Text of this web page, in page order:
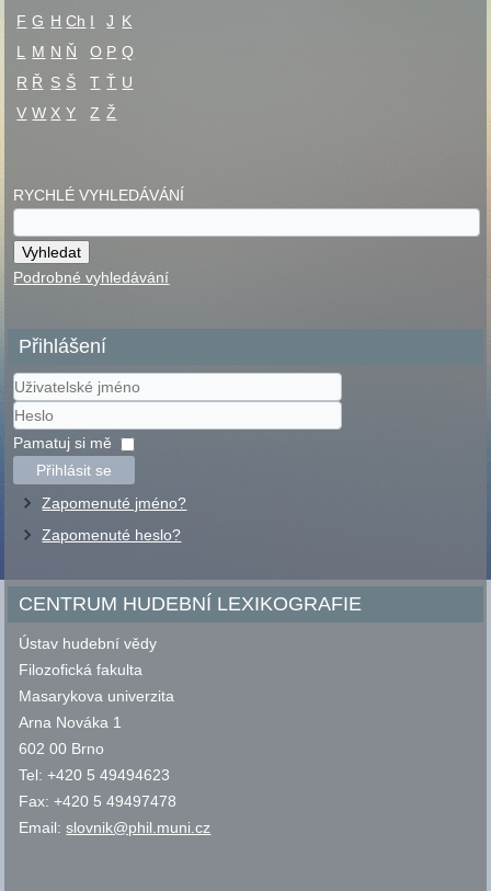
F G H Ch I J K
L
M N Ň O P Q
R Ř S Š T Ť U
V W X Y Z Ž
RYCHLÉ VYHLEDÁVÁNÍ
Podrobné vyhledávání
Přihlášení
Uživatelské
jméno
Heslo
Pamatuj si mě
Přihlásit se
Zapomenuté jméno?
Zapomenuté heslo?
CENTRUM HUDEBNÍ LEXIKOGRAFIE
Ústav hudební vědy
Filozofická fakulta
Masarykova univerzita
Arna Nováka 1
602 00 Brno
Tel: +420 5 49494623
Fax: +420 5 49497478
Email:slovnik@phil.muni.cz